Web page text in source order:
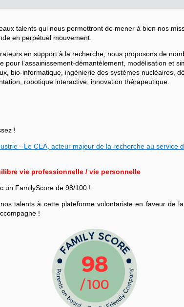
talents qui nous permettront de mener à bien nos
en perpétuel mouvement.
en support à la recherche, nous proposons de
pour l'assainissement-démantèlement, modélisation et
bio-informatique, ingénierie des systèmes nucléaires,
robotique interactive, innovation thérapeutique.
!
- Le CEA, acteur majeur de la recherche au service
vie professionnelle / vie personnelle
un FamilyScore de 98/100 !
talents à cette plateforme volontariste en faveur de
!